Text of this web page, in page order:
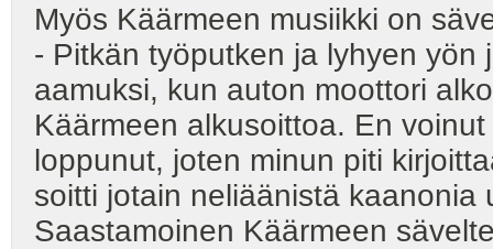
Myös Käärmeen musiikki on
- Pitkän työputken ja lyhyen yön
aamuksi, kun auton moottori
Käärmeen alkusoittoa. En
loppunut, joten minun piti
soitti jotain neliäänistä kaanonia
Saastamoinen Käärmeen